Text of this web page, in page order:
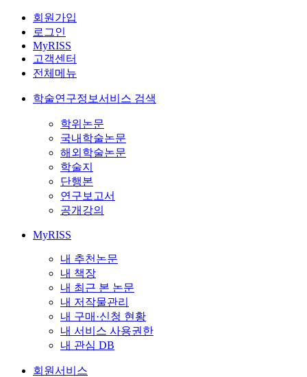
회원가입
로그인
MyRISS
고객센터
전체메뉴
학술연구정보서비스 검색
학위논문
국내학술논문
해외학술논문
학술지
단행본
연구보고서
공개강의
MyRISS
내 추천논문
내 책장
내 최근 본 논문
내 저작물관리
내 구매·신청 현황
내 서비스 사용권한
내 관심 DB
회원서비스